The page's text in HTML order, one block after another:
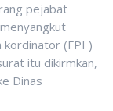
pejabat
kordinator (FPI )
itu dikirmkan,
Dinas